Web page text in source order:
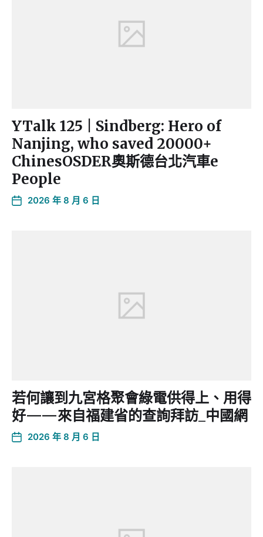
YTalk 125 | Sindberg: Hero of
Nanjing, who saved 20000+
ChinesOSDER奧斯德台北汽車e
People
2026 年 8 月 6 日
若何讓到九宮格聚會綠電供得上、用得
好——來自福建省的查詢拜訪_中國網
2026 年 8 月 6 日